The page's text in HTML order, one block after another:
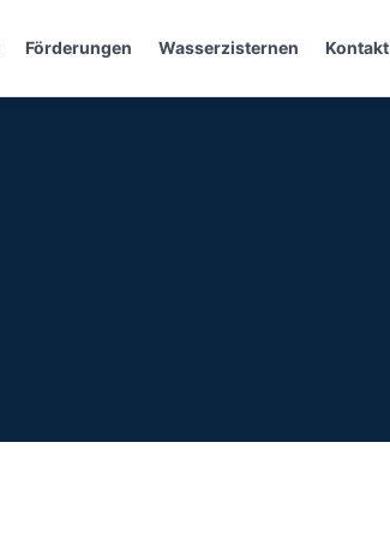
Förderungen Wasserzisternen Kontakt